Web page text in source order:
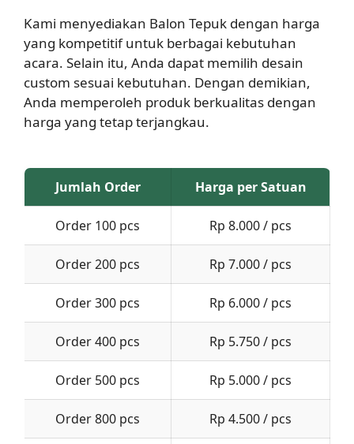
Kami menyediakan Balon Tepuk dengan harga
yang kompetitif untuk berbagai kebutuhan
acara. Selain itu, Anda dapat memilih desain
custom sesuai kebutuhan. Dengan demikian,
Anda memperoleh produk berkualitas dengan
harga yang tetap terjangkau.
Jumlah Order Harga per Satuan
Order 100 pcs Rp 8.000 / pcs
Order 200 pcs Rp 7.000 / pcs
Order 300 pcs Rp 6.000 / pcs
Order 400 pcs Rp 5.750 / pcs
Order 500 pcs Rp 5.000 / pcs
Order 800 pcs Rp 4.500 / pcs